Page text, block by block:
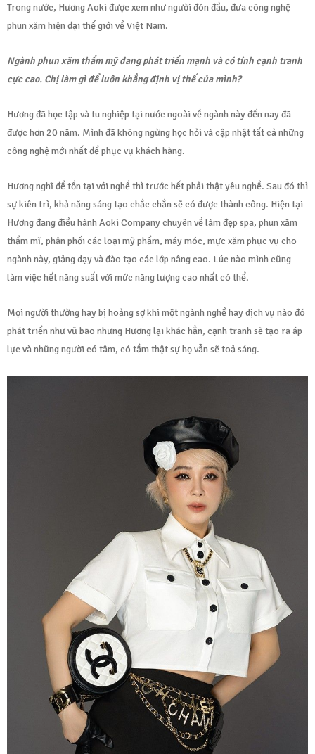
Trong nước, Hương Aoki được xem như người đón đầu, đưa công nghệ
phun xăm hiện đại thế giới về Việt Nam.
Ngành phun xăm thẩm mỹ đang phát triển mạnh và có tính cạnh tranh
cực cao. Chị làm gì để luôn khẳng định vị thế của mình?
Hương đã học tập và tu nghiệp tại nước ngoài về ngành này đến nay đã
được hơn 20 năm. Mình đã không ngừng học hỏi và cập nhật tất cả những
công nghệ mới nhất để phục vụ khách hàng.
Hương nghĩ để tồn tại với nghề thì trước hết phải thật yêu nghề. Sau đó thì
sự kiên trì, khả năng sáng tạo chắc chắn sẽ có được thành công. Hiện tại
Hương đang điều hành Aoki Company chuyên về làm đẹp spa, phun xăm
thẩm mĩ, phân phối các loại mỹ phẩm, máy móc, mực xăm phục vụ cho
ngành này, giảng dạy và đào tạo các lớp nâng cao. Lúc nào mình cũng
làm việc hết năng suất với mức năng lượng cao nhất có thể.
Mọi người thường hay bị hoảng sợ khi một ngành nghề hay dịch vụ nào đó
phát triển như vũ bão nhưng Hương lại khác hẳn, cạnh tranh sẽ tạo ra áp
lực và những người có tâm, có tầm thật sự họ vẫn sẽ toả sáng.